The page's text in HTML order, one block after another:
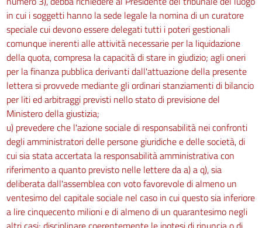
Disposizioni generali
246
247
Sezione II
Obblighi del datore di lavoro
248
249
250
251
252
253
254
in cui i soggetti hanno la sede legale la nomina di un curatore
speciale cui devono essere delegati tutti i poteri gestionali
comunque inerenti alle attività necessarie per la liquidazione
della quota, compresa la capacità di stare in giudizio; agli oneri
per la finanza pubblica derivanti dall'attuazione della presente
lettera si provvede mediante gli ordinari stanziamenti di bilancio
per liti ed arbitraggi previsti nello stato di previsione del
Ministero della giustizia;
u) prevedere che l'azione sociale di responsabilità nei confronti
degli amministratori delle persone giuridiche e delle società, di
cui sia stata accertata la responsabilità amministrativa con
riferimento a quanto previsto nelle lettere da a) a q), sia
deliberata dall'assemblea con voto favorevole di almeno un
ventesimo del capitale sociale nel caso in cui questo sia inferiore
a lire cinquecento milioni e di almeno di un quarantesimo negli